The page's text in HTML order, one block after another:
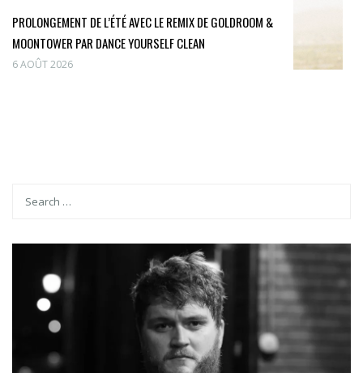
PROLONGEMENT DE L’ÉTÉ AVEC LE REMIX DE GOLDROOM &
MOONTOWER PAR DANCE YOURSELF CLEAN
6 AOÛT 2026